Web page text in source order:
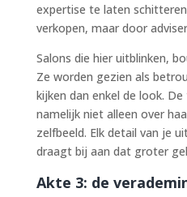
expertise te laten
verkopen, maar door
Salons die hier uitblinken,
Ze worden gezien als
kijken dan enkel de look.
namelijk niet alleen over
zelfbeeld. Elk detail van je
draagt bij aan dat groter
Akte 3: de